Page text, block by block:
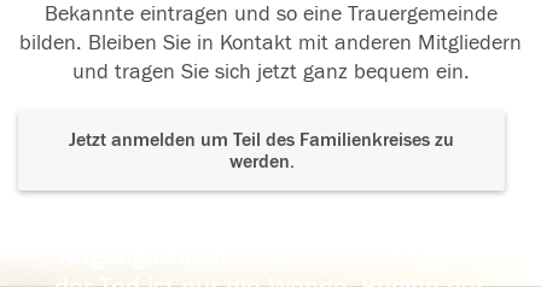
Bekannte eintragen und so eine Trauergemeinde
bilden. Bleiben Sie in Kontakt mit anderen Mitgliedern
und tragen Sie sich jetzt ganz bequem ein.
Jetzt anmelden um Teil des Familienkreises zu
werden.